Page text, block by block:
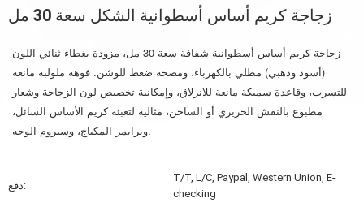
زجاجة كريم أساس أسطوانية الشكل سعة 30 مل
زجاجة كريم أساس أسطوانية شفافة سعة 30 مل، مزودة بغطاء ثنائي اللون
(أسود وذهبي) مطلي بالكهرباء، ومضخة ضغط للوشن. فوهة ملولبة مانعة
للتسرب، وقاعدة سميكة مانعة للانزلاق، وإمكانية تخصيص لون الزجاجة وشعار
مطبوع بالنقش الحريري أو الساخن، مثالية لتعبئة كريم الأساس السائل،
وبرايمر المكياج، وسيروم الوجه.
دفع:
T/T, L/C, Paypal, Western Union, E-
checking